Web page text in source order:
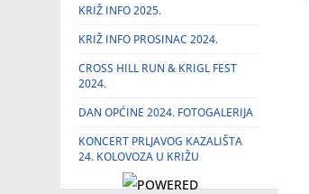
KRIŽ INFO 2025.
KRIŽ INFO PROSINAC 2024.
CROSS HILL RUN & KRIGL FEST
2024.
DAN OPĆINE 2024. FOTOGALERIJA
KONCERT PRLJAVOG KAZALIŠTA
24. KOLOVOZA U KRIŽU